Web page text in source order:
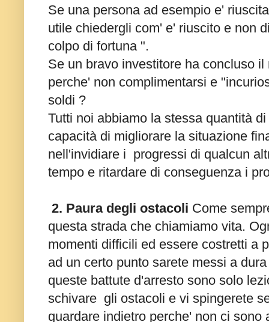
Se una persona ad esempio e'
utile chiedergli com' e' riuscito e non
colpo di fortuna ".
Se un bravo investitore ha concluso
perche' non complimentarsi e
soldi ?
Tutti noi abbiamo la stessa quantità
capacità di migliorare la situazione
nell'invidiare i progressi di qualcun
tempo e ritardare di conseguenza i
2. Paura degli ostacoli Come
questa strada che chiamiamo vita.
momenti difficili ed essere costretti a
ad un certo punto sarete messi a
queste battute d'arresto sono solo
schivare gli ostacoli e vi spingerete
guardare indietro perche' non ci